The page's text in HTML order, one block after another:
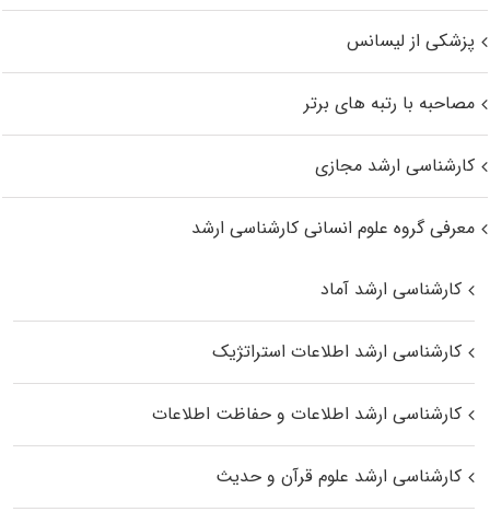
پزشکی از لیسانس
مصاحبه با رتبه های برتر
کارشناسی ارشد مجازی
معرفی گروه علوم انسانی کارشناسی ارشد
کارشناسی ارشد آماد
کارشناسی ارشد اطلاعات استراتژیک
کارشناسی ارشد اطلاعات و حفاظت اطلاعات
کارشناسی ارشد علوم قرآن و حدیث